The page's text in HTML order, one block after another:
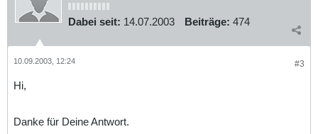
Dabei seit: 14.07.2003 Beiträge: 474
#3
10.09.2003, 12:24
Hi,
Danke für Deine Antwort.